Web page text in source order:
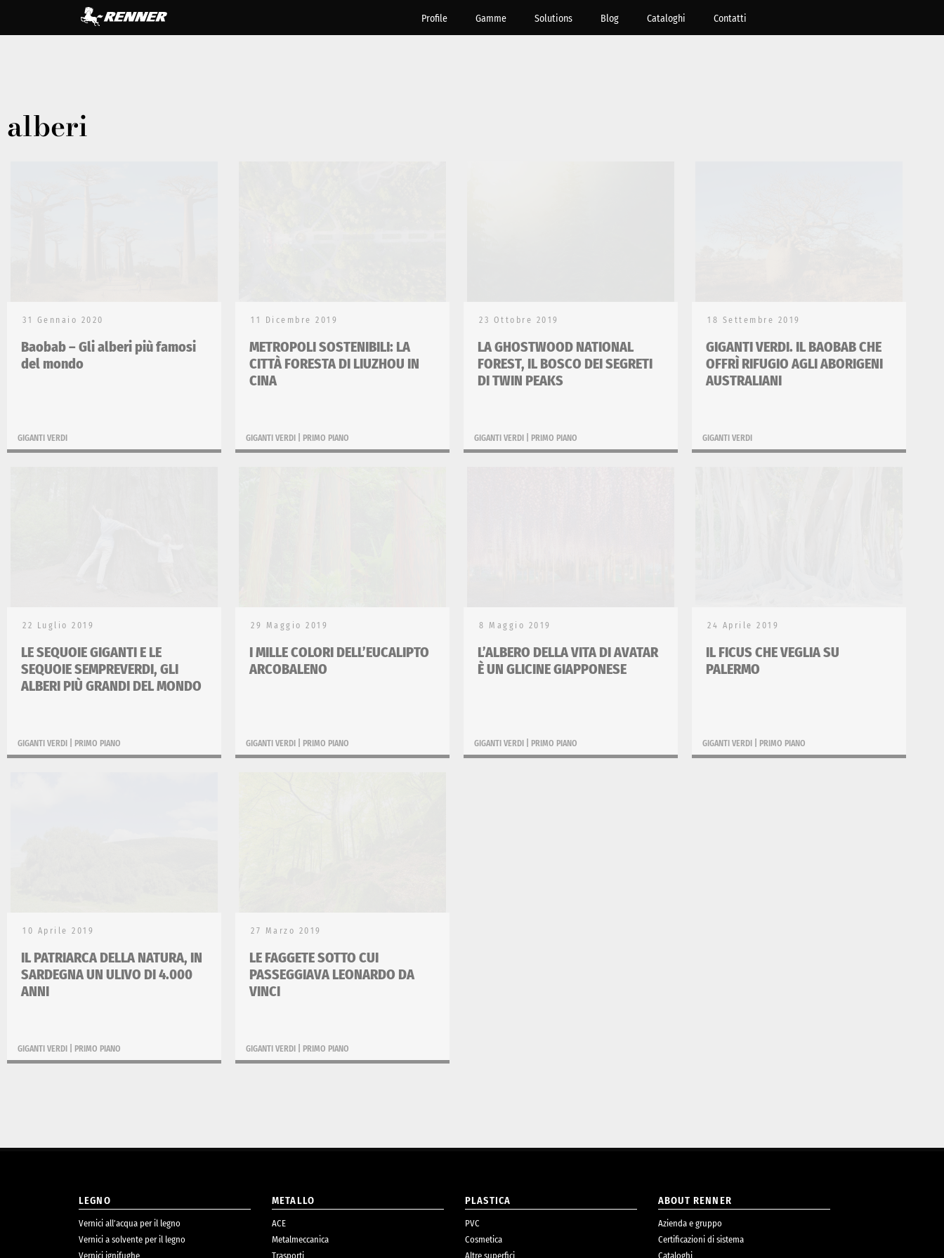
Profile Gamme Solutions Blog Cataloghi Contatti
alberi
31 Gennaio 2020
Baobab – Gli alberi più famosi
del mondo
GIGANTI VERDI
11 Dicembre 2019
METROPOLI SOSTENIBILI: LA
CITTÀ FORESTA DI LIUZHOU IN
CINA
GIGANTI VERDI PRIMO PIANO
23 Ottobre 2019
LA GHOSTWOOD NATIONAL
FOREST, IL BOSCO DEI SEGRETI
DI TWIN PEAKS
GIGANTI VERDI PRIMO PIANO
18 Settembre 2019
GIGANTI VERDI. IL BAOBAB CHE
OFFRÌ RIFUGIO AGLI ABORIGENI
AUSTRALIANI
GIGANTI VERDI
22 Luglio 2019
LE SEQUOIE GIGANTI E LE
SEQUOIE SEMPREVERDI, GLI
ALBERI PIÙ GRANDI DEL MONDO
GIGANTI VERDI PRIMO PIANO
29 Maggio 2019
I MILLE COLORI DELL’EUCALIPTO
ARCOBALENO
GIGANTI VERDI PRIMO PIANO
8 Maggio 2019
L’ALBERO DELLA VITA DI AVATAR
È UN GLICINE GIAPPONESE
GIGANTI VERDI PRIMO PIANO
24 Aprile 2019
IL FICUS CHE VEGLIA SU
PALERMO
GIGANTI VERDI PRIMO PIANO
10 Aprile 2019
IL PATRIARCA DELLA NATURA, IN
SARDEGNA UN ULIVO DI 4.000
ANNI
GIGANTI VERDI PRIMO PIANO
27 Marzo 2019
LE FAGGETE SOTTO CUI
PASSEGGIAVA LEONARDO DA
VINCI
GIGANTI VERDI PRIMO PIANO
LEGNO
Vernici all’acqua per il legno
Vernici a solvente per il legno
Vernici ignifughe
METALLO
ACE
Metalmeccanica
Trasporti
PLASTICA
PVC
Cosmetica
Altre superfici
ABOUT RENNER
Azienda e gruppo
Certificazioni di sistema
Cataloghi